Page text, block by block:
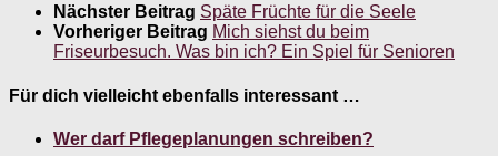
Nächster Beitrag Späte Früchte für die Seele
Vorheriger Beitrag Mich siehst du beim
Friseurbesuch. Was bin ich? Ein Spiel für Senioren
Für dich vielleicht ebenfalls interessant …
Wer darf Pflegeplanungen schreiben?